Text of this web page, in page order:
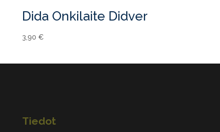
Dida Onkilaite Didver
3,90 €
Tiedot